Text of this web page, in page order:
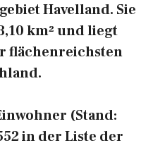
Havelland. Sie
km² und liegt
flächenreichsten
(Stand:
in der Liste der